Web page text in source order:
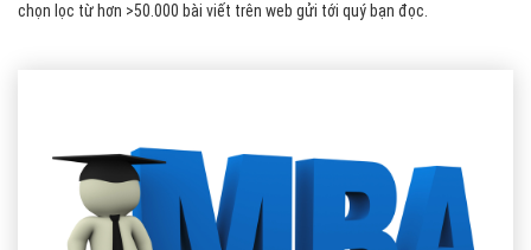
chọn lọc từ hơn >50.000 bài viết trên web gửi tới quý bạn đọc.